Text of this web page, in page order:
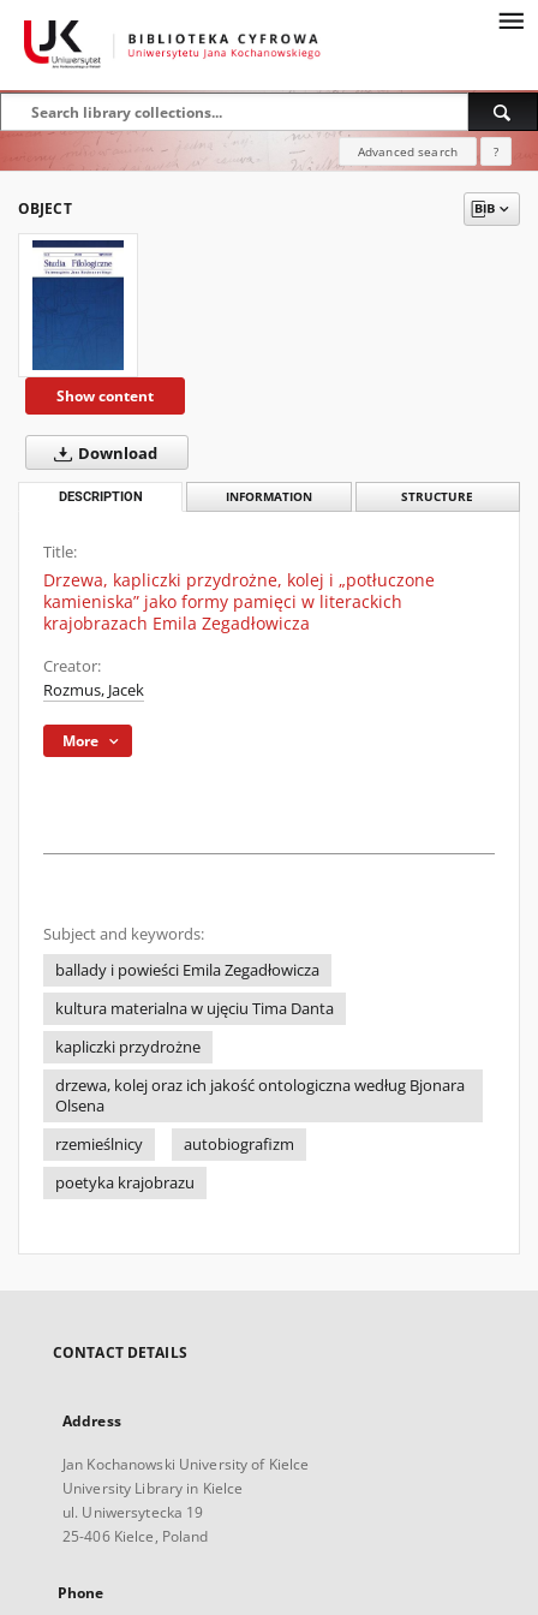
Advanced search ?
OBJECT
Show content
Download
DESCRIPTION INFORMATION STRUCTURE
Title:
Drzewa, kapliczki przydrożne, kolej i „potłuczone
kamieniska” jako formy pamięci w literackich
krajobrazach Emila Zegadłowicza
Creator:
Rozmus, Jacek
More
Subject and keywords:
ballady i powieści Emila Zegadłowicza
kultura materialna w ujęciu Tima Danta
kapliczki przydrożne
drzewa, kolej oraz ich jakość ontologiczna według Bjonara
Olsena
rzemieślnicy
autobiografizm
poetyka krajobrazu
CONTACT DETAILS
Address
Jan Kochanowski University of Kielce
University Library in Kielce
ul. Uniwersytecka 19
25-406 Kielce, Poland
Phone